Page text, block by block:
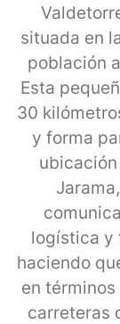
situada en
población
Esta
30
y forma
logística y
haciendo
en
carreteras